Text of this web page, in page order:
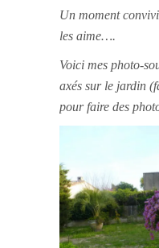
Un moment
les aime….
Voici mes photo-
axés sur le jardin
pour faire des